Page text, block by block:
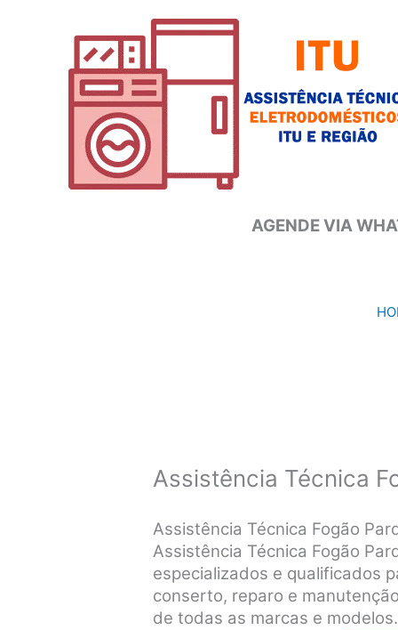
AGENDE VIA
Assistência Técnica
Assistência Técnica Fogão
Assistência Técnica Fogão
especializados e qualificados
conserto, reparo e
de todas as marcas e modelos.